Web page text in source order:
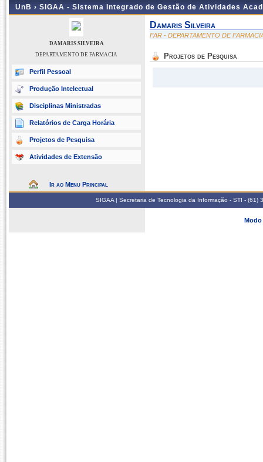
UnB › SIGAA - Sistema Integrado de Gestão de Atividades
DAMARIS SILVEIRA
DEPARTAMENTO DE FARMACIA
Perfil Pessoal
Produção Intelectual
Disciplinas Ministradas
Relatórios de Carga Horária
Projetos de Pesquisa
Atividades de Extensão
Ir ao Menu Principal
Damaris Silveira
FAR - DEPARTAMENTO DE
Projetos de Pesquisa
SIGAA | Secretaria de Tecnologia da Informação - STI -
Modo